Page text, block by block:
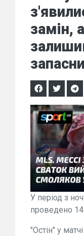
замін,
У період з
проведено 14
"Остін" у